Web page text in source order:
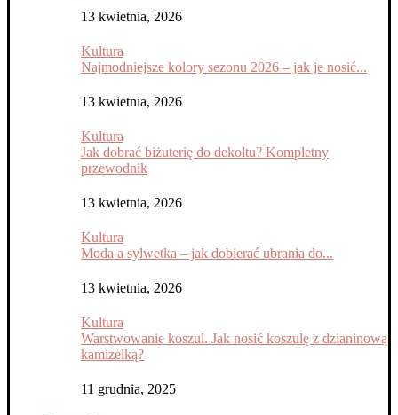
13 kwietnia, 2026
Kultura
Najmodniejsze kolory sezonu 2026 – jak je nosić...
13 kwietnia, 2026
Kultura
Jak dobrać biżuterię do dekoltu? Kompletny
przewodnik
13 kwietnia, 2026
Kultura
Moda a sylwetka – jak dobierać ubrania do...
13 kwietnia, 2026
Kultura
Warstwowanie koszul. Jak nosić koszulę z dzianinową
kamizelką?
11 grudnia, 2025